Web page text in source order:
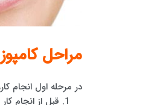
مراحل
در مرحله اول انجام
قبل از انجام